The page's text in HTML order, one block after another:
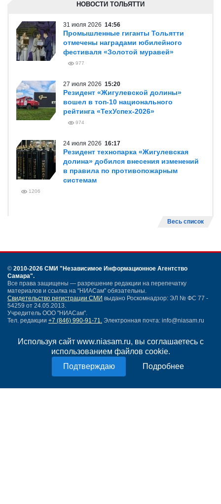
Используя сайт www.niasam.ru, вы соглашаетесь с
использованием файлов cookie.
Подробнее
НОВОСТИ ТОЛЬЯТТИ
31 июля 2026 14:56
Промышленные гиганты Тольятти
отмечены наградами юбилейного
фестиваля «Золотой муравей»
977
27 июля 2026 15:20
Резидент «Жигулевской долины»
вошел в топ-10 национального
рейтинга «ТехУспех-2026»
974
24 июля 2026 16:17
Резидент технопарка «Жигулевская
долина» добился внесения изменений
в правила по противопожарным
системам
1206
Весь список
© 2010-2026 СМИ "Независимое Информационное Агентство
Самара".
Все права защищены — разрешение редакции на перепечатку
материалов и ссылка на "НИАСам" обязательны.
Свидетельство регистрации СМИ выдано Роскомнадзор: ЭЛ № ФС 77 -
54259 от 24.05.2013.
Учредитель ООО "НИАСам".
Тел. редакции +7 (846) 990-91-71. Электронная почта: info@niasam.ru
Карта сайта
Нашли ошибку?
Политика конфиденциальности
Согласие на обработку персональных данных